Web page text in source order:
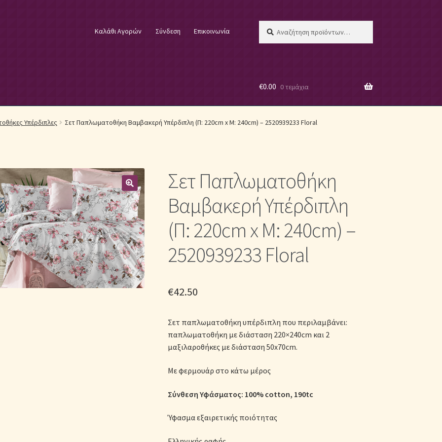
Καλάθι Αγορών Σύνδεση Επικοινωνία
για:
Λευκά Είδη Επικοινωνία Επιστροφές Προϊόντων Η εταιρία μας
Μονόχρωμα Κουβερλί με Διαχρονική Κομψότητα
Μονόχρωμα Σετ ΣεντόνιαΜονόχρωμες Παπλωματοθήκες
Λευκά ΕίδηΠαπλώματα για Ζεστασιά & Άνεση Παπλωματοθήκες
Σεντόνια ΣετΣύνδεση
€0.00 0 τεμάχια
Υπέρδιπλες Σετ Παπλωματοθήκη Βαμβακερή Υπέρδιπλη (Π: 220cm x Μ: 240cm) – 2520939233 Floral
Σετ Παπλωματοθήκη
Βαμβακερή Υπέρδιπλη
(Π: 220cm x Μ: 240cm) –
2520939233 Floral
€42.50
Σετ παπλωματοθήκη υπέρδιπλη που περιλαμβάνει:
παπλωματοθήκη με διάσταση 220×240cm και 2
μαξιλαροθήκες με διάσταση 50x70cm.
Με φερμουάρ στο κάτω μέρος
Σύνθεση Υφάσματος: 100% cotton, 190tc
Ύφασμα εξαιρετικής ποιότητας